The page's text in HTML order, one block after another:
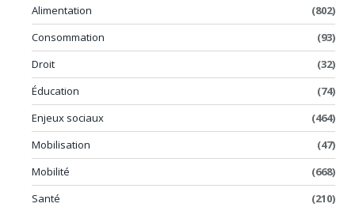
Alimentation
(802)
Consommation
(93)
Droit
(32)
Éducation
(74)
Enjeux sociaux
(464)
Mobilisation
(47)
Mobilité
(668)
Santé
(210)